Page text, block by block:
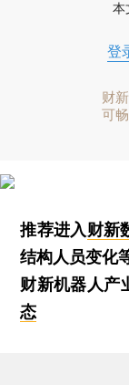
本
登
财
可
推荐进入财新
结构人员变化
财新机器人产
态